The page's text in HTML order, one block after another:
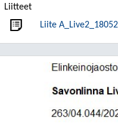
Liitteet
Liite